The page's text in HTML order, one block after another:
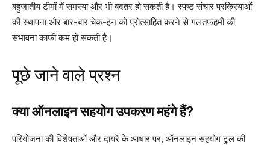
बहुजातीय टीमों में समस्या और भी बदतर हो सकती है। स्पष्ट संचार प्रक्रियाओं
की स्थापना और बार-बार चेक-इन को प्रोत्साहित करने से गलतफहमी की
संभावना काफी कम हो सकती है।
पूछे जाने वाले प्रश्न
क्या ऑनलाइन सहयोग उपकरण महंगे हैं?
परियोजना की विशेषताओं और दायरे के आधार पर, ऑनलाइन सहयोग टूल की